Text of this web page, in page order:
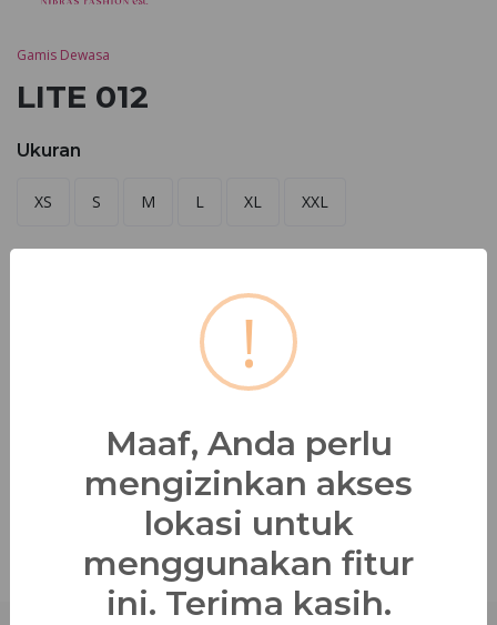
Gamis Dewasa
LITE 012
Ukuran
XS S M L XL XXL
VIOLET
Cek Toko Terdekat !
Maaf, Anda perlu
mengizinkan akses
lokasi untuk
menggunakan fitur
ini. Terima kasih.